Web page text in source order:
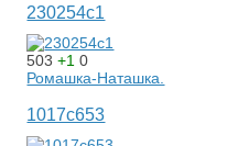
230254c1
503+10
Ромашка-Наташка.
1017c653